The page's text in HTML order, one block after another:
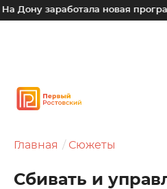
новая программа
Главная Сюжеты
Сбивать и